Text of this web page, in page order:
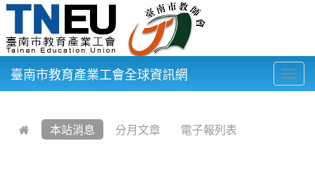
臺南市教育產業工會全球資訊網
本站消息 分月文章 電子報列表